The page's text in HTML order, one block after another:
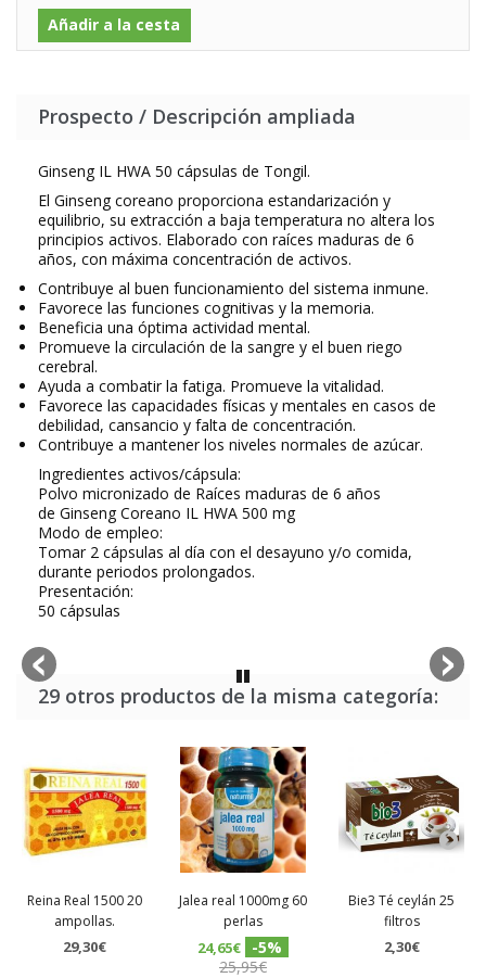
Añadir a la cesta
Prospecto / Descripción ampliada
Ginseng IL HWA 50 cápsulas de Tongil.
El Ginseng coreano proporciona estandarización y
equilibrio, su extracción a baja temperatura no altera los
principios activos. Elaborado con raíces maduras de 6
años, con máxima concentración de activos.
Contribuye al buen funcionamiento del sistema inmune.
Favorece las funciones cognitivas y la memoria.
Beneficia una óptima actividad mental.
Promueve la circulación de la sangre y el buen riego
cerebral.
Ayuda a combatir la fatiga. Promueve la vitalidad.
Favorece las capacidades físicas y mentales en casos de
debilidad, cansancio y falta de concentración.
Contribuye a mantener los niveles normales de azúcar.
Ingredientes activos/cápsula:
Polvo micronizado de Raíces maduras de 6 años
de Ginseng Coreano IL HWA 500 mg
Modo de empleo:
Tomar 2 cápsulas al día con el desayuno y/o comida,
durante periodos prolongados.
Presentación:
50 cápsulas
29 otros productos de la misma categoría:
Reina Real 1500 20
ampollas.
29,30€
Jalea real 1000mg 60
perlas
24,65€
-5%
25,95€
Bie3 Té ceylán 25
filtros
2,30€